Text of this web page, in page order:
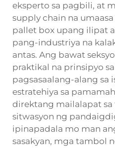
eksperto sa pagbili, at
supply chain na
pallet box upang ilipat
pang-industriya na
antas. Ang bawat
praktikal na prinsipyo
pagsasaalang-alang sa
estratehiya sa
direktang mailalapat sa
sitwasyon ng
ipinapadala mo man
sasakyan, mga tambol